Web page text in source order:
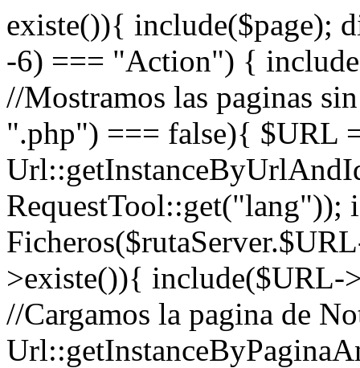
existe()){ include($page);
-6) === "Action") {
//Mostramos las paginas
".php") === false){ $URL
>existe()){
//Cargamos la pagina de